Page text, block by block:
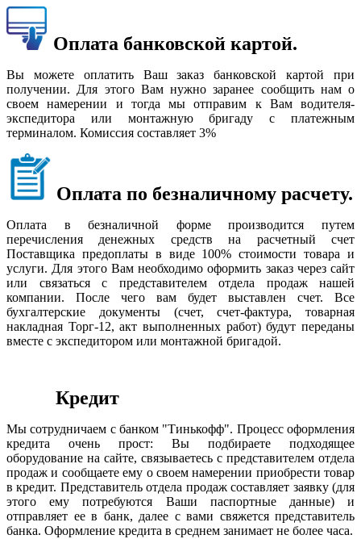
Оплата банковской картой.
Вы можете оплатить Ваш заказ банковской картой при
получении. Для этого Вам нужно заранее сообщить нам о
своем намерении и тогда мы отправим к Вам водителя-
экспедитора или монтажную бригаду с платежным
терминалом. Комиссия составляет 3%
Оплата по безналичному расчету.
Оплата в безналичной форме производится путем
перечисления денежных средств на расчетный счет
Поставщика предоплаты в виде 100% стоимости товара и
услуги. Для этого Вам необходимо оформить заказ через сайт
или связаться с представителем отдела продаж нашей
компании. После чего вам будет выставлен счет. Все
бухгалтерские документы (счет, счет-фактура, товарная
накладная Торг-12, акт выполненных работ) будут переданы
вместе с экспедитором или монтажной бригадой.
Кредит
Мы сотрудничаем с банком "Тинькофф". Процесс оформления
кредита очень прост: Вы подбираете подходящее
оборудование на сайте, связываетесь с представителем отдела
продаж и сообщаете ему о своем намерении приобрести товар
в кредит. Представитель отдела продаж составляет заявку (для
этого ему потребуются Ваши паспортные данные) и
отправляет ее в банк, далее с вами свяжется представитель
банка. Оформление кредита в среднем занимает не более часа.